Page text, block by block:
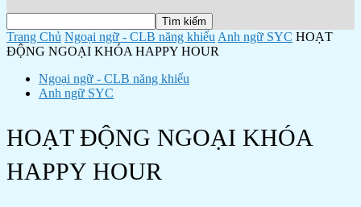
Trang Chủ Ngoại ngữ - CLB năng khiếu Anh ngữ SYC HOẠT
ĐỘNG NGOẠI KHÓA HAPPY HOUR
Ngoại ngữ - CLB năng khiếu
Anh ngữ SYC
HOẠT ĐỘNG NGOẠI KHÓA
HAPPY HOUR